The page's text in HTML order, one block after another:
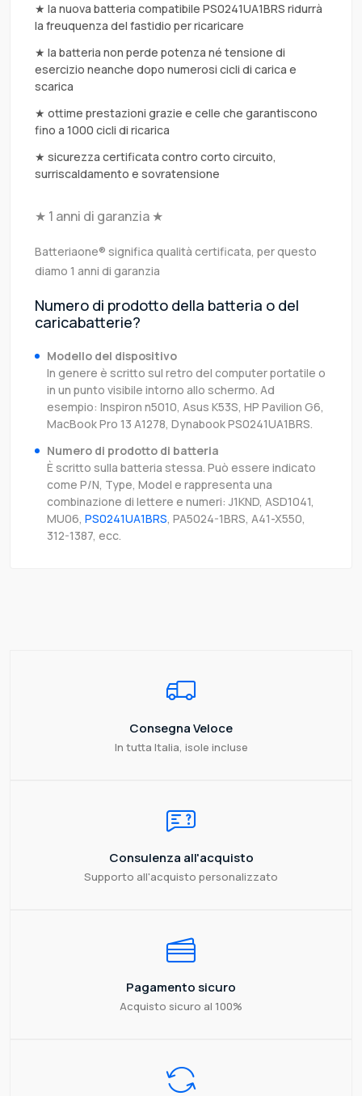
★ la nuova batteria compatibile PS0241UA1BRS ridurrà
la freuquenza del fastidio per ricaricare
★ la batteria non perde potenza né tensione di
esercizio neanche dopo numerosi cicli di carica e
scarica
★ ottime prestazioni grazie e celle che garantiscono
fino a 1000 cicli di ricarica
★ sicurezza certificata contro corto circuito,
surriscaldamento e sovratensione
★ 1 anni di garanzia ★
Batteriaone® significa qualità certificata, per questo
diamo 1 anni di garanzia
Numero di prodotto della batteria o del
caricabatterie?
Modello del dispositivo
In genere è scritto sul retro del computer portatile o
in un punto visibile intorno allo schermo. Ad
esempio: Inspiron n5010, Asus K53S, HP Pavilion G6,
MacBook Pro 13 A1278, Dynabook PS0241UA1BRS.
Numero di prodotto di batteria
È scritto sulla batteria stessa. Può essere indicato
come P/N, Type, Model e rappresenta una
combinazione di lettere e numeri: J1KND, ASD1041,
MU06, PS0241UA1BRS, PA5024-1BRS, A41-X550,
312-1387, ecc.
Consegna Veloce
In tutta Italia, isole incluse
Consulenza all'acquisto
Supporto all'acquisto personalizzato
Pagamento sicuro
Acquisto sicuro al 100%